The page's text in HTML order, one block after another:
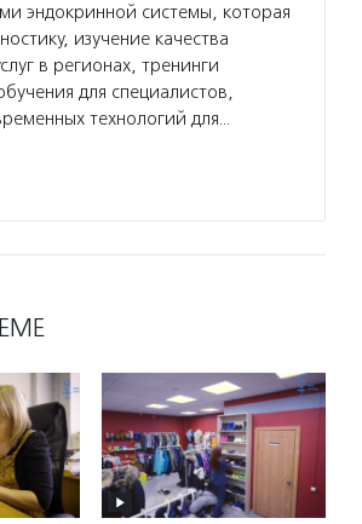
эндокринной системы, которая
изучение качества
в регионах, тренинги
для специалистов,
технологий для…